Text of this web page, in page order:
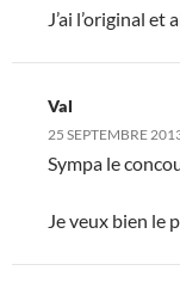
J’ai l’original
Val
25 SEPTEMBRE
Sympa le
Je veux bien le